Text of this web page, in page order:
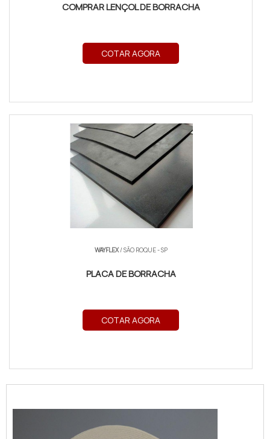
COMPRAR LENÇOL DE BORRACHA
COTAR AGORA
WAYFLEX/ SÃO ROQUE - SP
PLACA DE BORRACHA
COTAR AGORA